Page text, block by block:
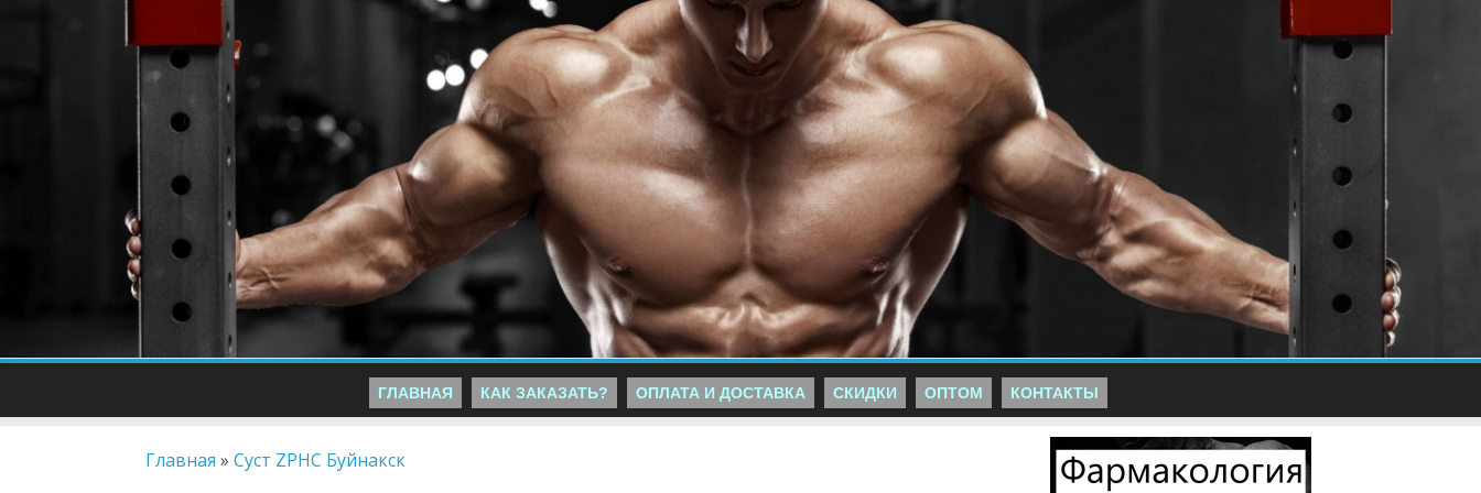
ГЛАВНАЯ КАК ЗАКАЗАТЬ? ОПЛАТА И ДОСТАВКА СКИДКИ ОПТОМ КОНТАКТЫ
Главная » Суст ZPHC Буйнакск